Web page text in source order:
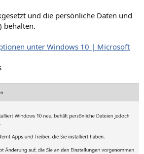
und die persönliche Daten und
behalten.
unter Windows 10 | Microsoft